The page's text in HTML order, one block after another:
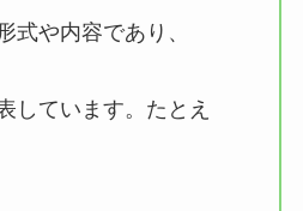
式や内容であり、
しています。たとえ